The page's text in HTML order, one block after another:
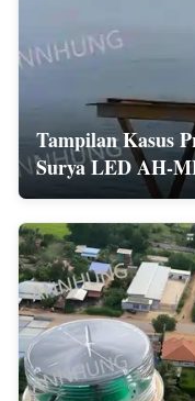
Tampilan Kasus
Surya LED AH-
Lepas Pantai